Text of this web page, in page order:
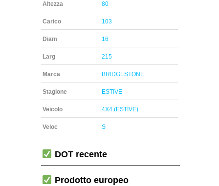
Altezza 80
Carico 103
Diam 16
Larg 215
Marca BRIDGESTONE
Stagione ESTIVE
Veicolo 4X4 (ESTIVE)
Veloc S
DOT recente
Prodotto europeo